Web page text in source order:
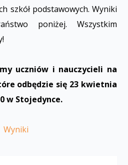
szkół podstawowych. Wyniki
poniżej. Wszystkim
uczniów i nauczycieli na
odbędzie się 23 kwietnia
w Stojedynce.
Wyniki